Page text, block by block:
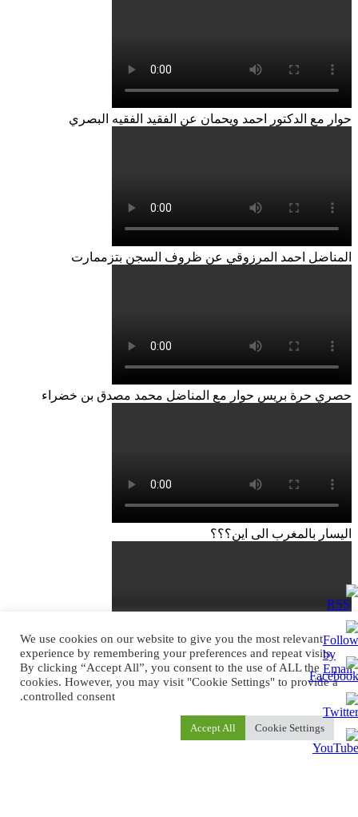
حوار مع الدكتور احمد ويحمان عن الفقيد الفقيه البصري
المناضل احمد المرزوقي عن ظروف السجن بتزممارت
حصري حرة بريس حوار مع المناضل محمد مصدق بن خضراء
اليسار بالمغرب الى اين؟؟؟
فيسبوك
تويتر
لينكدإن
واتساب
تيلقرام
ڤايبر
زر
الذهاب
إلى
الأعلى
We use cookies on our website to give you the most relevant
experience by remembering your preferences and repeat visits.
By clicking “Accept All”, you consent to the use of ALL the
cookies. However, you may visit "Cookie Settings" to provide a
controlled consent.
Cookie Settings
Accept All